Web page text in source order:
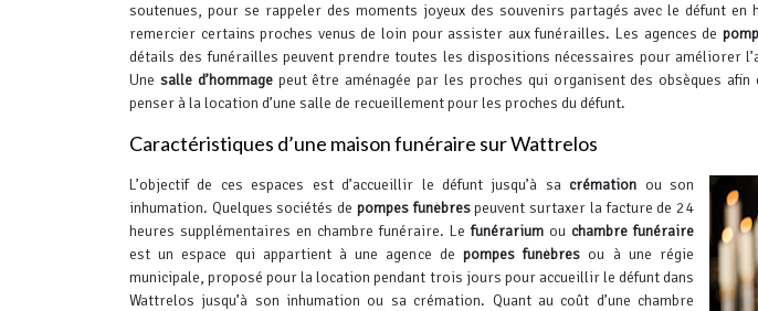
soutenues, pour se rappeler des moments joyeux des souvenirs partagés avec le défunt
remercier certains proches venus de loin pour assister aux funérailles. Les agences de
détails des funérailles peuvent prendre toutes les dispositions nécessaires pour améliorer
Une salle d’hommagepeut être aménagée par les proches qui organisent des obsèques afin
penser à la location d’une salle de recueillement pour les proches du défunt.
Caractéristiques d’une maison funéraire sur Wattrelos
L’objectif de ces espaces est d’accueillir le défunt jusqu’à sa crémation ou son
inhumation. Quelques sociétés de pompes funèbrespeuvent surtaxer la facture de 24
heures supplémentaires en chambre funéraire. Lefunérarium ou chambre funéraire
est un espace qui appartient à une agence de pompes funèbres ou à une régie
municipale, proposé pour la location pendant trois jours pour accueillir le défunt dans
Wattrelos jusqu’à son inhumation ou sa crémation. Quant au coût d’une chambre